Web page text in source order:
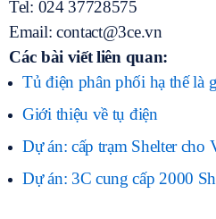
Tel: 024 37728575
Email: contact@3ce.vn
Các bài viết liên quan:
Tủ điện phân phối hạ thế là
Giới thiệu về tụ điện
Dự án: cấp trạm Shelter
Dự án: 3C cung cấp 2000